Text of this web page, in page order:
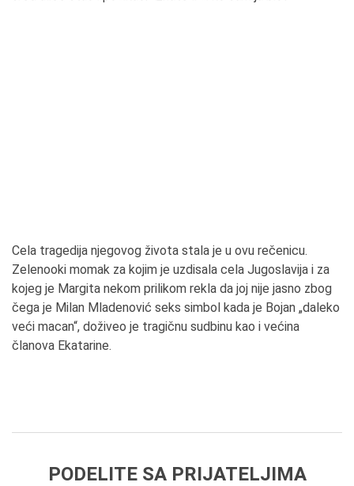
Cela tragedija njegovog života stala je u ovu rečenicu.
Zelenooki momak za kojim je uzdisala cela Jugoslavija i za
kojeg je Margita nekom prilikom rekla da joj nije jasno zbog
čega je Milan Mladenović seks simbol kada je Bojan „daleko
veći macan“, doživeo je tragičnu sudbinu kao i većina
članova Ekatarine.
PODELITE SA PRIJATELJIMA